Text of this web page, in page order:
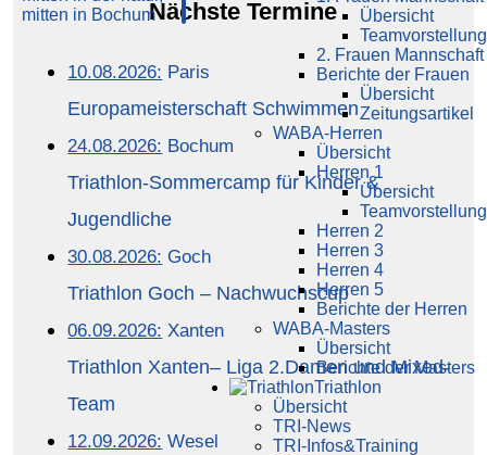
Übersicht
Teamvorstellung
2. Frauen Mannschaft
Berichte der Frauen
Übersicht
Zeitungsartikel
WABA-Herren
Übersicht
Herren 1
Übersicht
Teamvorstellung
Herren 2
Herren 3
Herren 4
Herren 5
Berichte der Herren
WABA-Masters
Übersicht
Berichte der Masters
Triathlon
Übersicht
TRI-News
TRI-Infos&Training
Nächste Termine
10.08.2026: Paris
Europameisterschaft Schwimmen
24.08.2026: Bochum
Triathlon-Sommercamp für Kinder &
Jugendliche
30.08.2026: Goch
Triathlon Goch – Nachwuchscup
06.09.2026: Xanten
Triathlon Xanten– Liga 2.Damen und Mixed-
Team
12.09.2026: Wesel